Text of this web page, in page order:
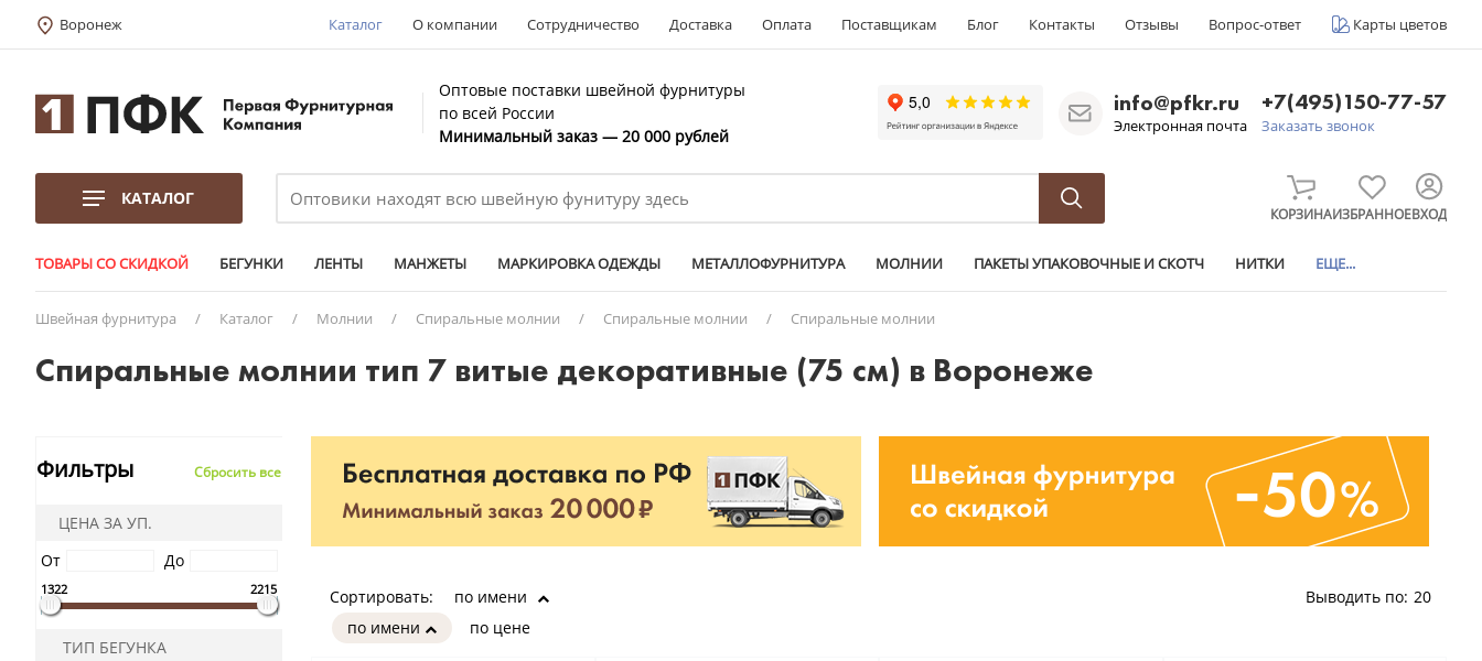
Воронеж Каталог О компании Сотрудничество Доставка Оплата Поставщикам Блог Контакты Отзывы Вопрос-ответ Карты цветов
Оптовые поставки швейной фурнитуры
по всей России
Минимальный заказ — 20 000 рублей
info@pfkr.ru
Электронная почта
+7(495)150-77-57
Заказать звонок
КАТАЛОГ
КОРЗИНАИЗБРАННОЕВХОД
ТОВАРЫ СО СКИДКОЙ БЕГУНКИ ЛЕНТЫ МАНЖЕТЫ МАРКИРОВКА ОДЕЖДЫ МЕТАЛЛОФУРНИТУРА МОЛНИИ ПАКЕТЫ УПАКОВОЧНЫЕ И СКОТЧ НИТКИ ЕЩЕ...
Швейная фурнитура / Каталог / Молнии / Спиральные молнии / Спиральные молнии / Спиральные молнии
Спиральные молнии тип 7 витые декоративные (75 см) в Воронеже
Фильтры Сбросить все
ЦЕНА ЗА УП.
От
До
1322 2215
ТИП БЕГУНКА
Сортировать:
по имени
по цене
по имени Выводить по: 20